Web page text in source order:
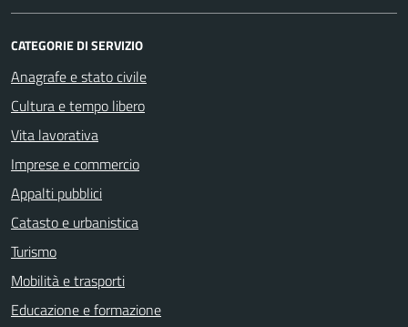
CATEGORIE DI SERVIZIO
Anagrafe e stato civile
Cultura e tempo libero
Vita lavorativa
Imprese e commercio
Appalti pubblici
Catasto e urbanistica
Turismo
Mobilità e trasporti
Educazione e formazione